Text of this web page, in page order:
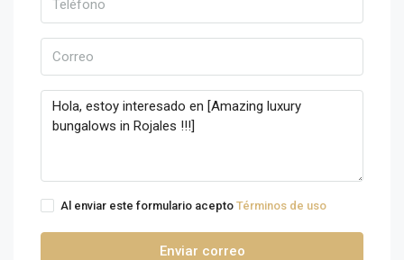
Al enviar este formulario acepto Términos de uso
Enviar correo